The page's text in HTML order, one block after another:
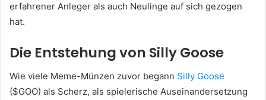
erfahrener Anleger als auch Neulinge auf sich gezogen
hat.
Die Entstehung von Silly Goose
Wie viele Meme-Münzen zuvor begann Silly Goose
($GOO) als Scherz, als spielerische Auseinandersetzung